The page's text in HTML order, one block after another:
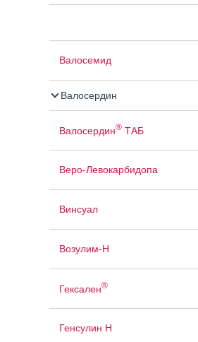
Валосемид
Валосердин
Валосердин®ТАБ
Веро-Левокарбидопа
Винсуал
Возулим-Н
Гексален®
Генсулин Н